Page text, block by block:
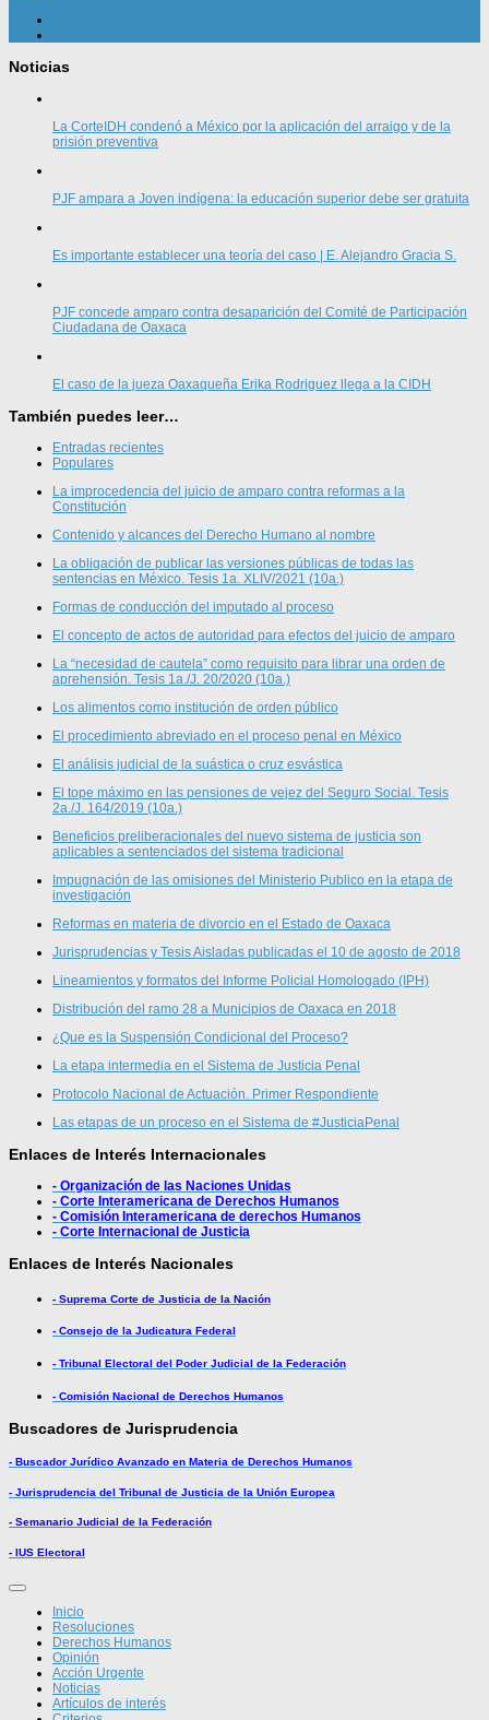
Noticias
La CorteIDH condenó a México por la aplicación del arraigo y de la
prisión preventiva
PJF ampara a Joven indígena: la educación superior debe ser gratuita
Es importante establecer una teoría del caso | E. Alejandro Gracia S.
PJF concede amparo contra desaparición del Comité de Participación
Ciudadana de Oaxaca
El caso de la jueza Oaxaqueña Erika Rodriguez llega a la CIDH
También puedes leer…
Entradas recientes
Populares
La improcedencia del juicio de amparo contra reformas a la
Constitución
Contenido y alcances del Derecho Humano al nombre
La obligación de publicar las versiones públicas de todas las
sentencias en México. Tesis 1a. XLIV/2021 (10a.)
Formas de conducción del imputado al proceso
El concepto de actos de autoridad para efectos del juicio de amparo
La “necesidad de cautela” como requisito para librar una orden de
aprehensión. Tesis 1a./J. 20/2020 (10a.)
Los alimentos como institución de orden público
El procedimiento abreviado en el proceso penal en México
El análisis judicial de la suástica o cruz esvástica
El tope máximo en las pensiones de vejez del Seguro Social. Tesis
2a./J. 164/2019 (10a.)
Beneficios preliberacionales del nuevo sistema de justicia son
aplicables a sentenciados del sistema tradicional
Impugnación de las omisiones del Ministerio Publico en la etapa de
investigación
Reformas en materia de divorcio en el Estado de Oaxaca
Jurisprudencias y Tesis Aisladas publicadas el 10 de agosto de 2018
Lineamientos y formatos del Informe Policial Homologado (IPH)
Distribución del ramo 28 a Municipios de Oaxaca en 2018
¿Que es la Suspensión Condicional del Proceso?
La etapa intermedia en el Sistema de Justicia Penal
Protocolo Nacional de Actuación. Primer Respondiente
Las etapas de un proceso en el Sistema de #JusticiaPenal
Enlaces de Interés Internacionales
- Organización de las Naciones Unidas
- Corte Interamericana de Derechos Humanos
- Comisión Interamericana de derechos Humanos
- Corte Internacional de Justicia
Enlaces de Interés Nacionales
- Suprema Corte de Justicia de la Nación
- Consejo de la Judicatura Federal
- Tribunal Electoral del Poder Judicial de la Federación
- Comisión Nacional de Derechos Humanos
Buscadores de Jurisprudencia
- Buscador Jurídico Avanzado en Materia de Derechos Humanos
- Jurisprudencia del Tribunal de Justicia de la Unión Europea
- Semanario Judicial de la Federación
- IUS Electoral
Inicio
Resoluciones
Derechos Humanos
Opinión
Acción Urgente
Noticias
Artículos de interés